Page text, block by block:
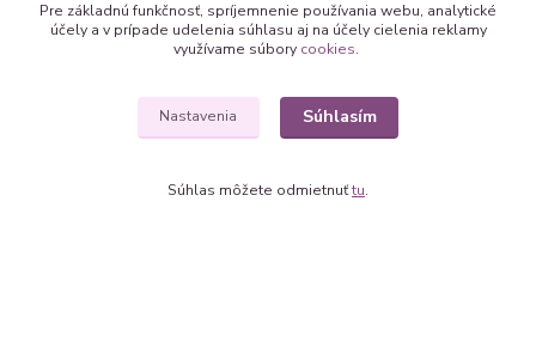
Pre základnú funkčnosť, spríjemnenie používania webu, analytické
účely a v prípade udelenia súhlasu aj na účely cielenia reklamy
využívame súbory cookies.
Nastavenia Súhlasím
Súhlas môžete odmietnuťtu.